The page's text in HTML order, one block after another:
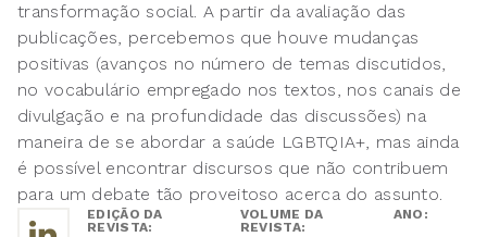
transformação social. A partir da avaliação das
publicações, percebemos que houve mudanças
positivas (avanços no número de temas discutidos,
no vocabulário empregado nos textos, nos canais de
divulgação e na profundidade das discussões) na
maneira de se abordar a saúde LGBTQIA+, mas ainda
é possível encontrar discursos que não contribuem
para um debate tão proveitoso acerca do assunto.
EDIÇÃO DA
REVISTA:
VOLUME DA
REVISTA:
ANO: